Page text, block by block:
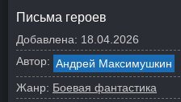
Письма героев
Добавлена: 18.04.2026
Автор: Андрей Максимушкин
Жанр: Боевая фантастика